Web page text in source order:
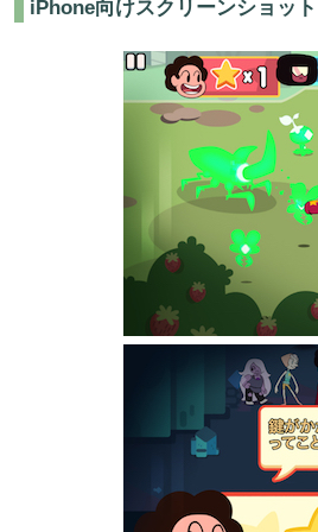
iPhone向けスクリーンショット